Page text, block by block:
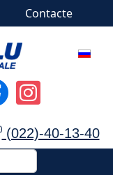
Contacte
(022)-40-13-40